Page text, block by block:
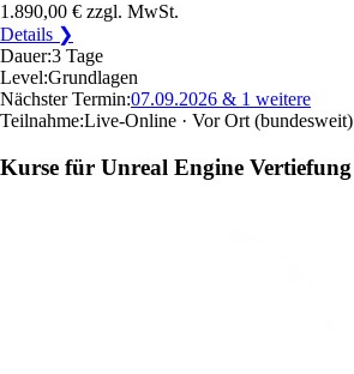
1.890,00 € zzgl. MwSt.
Details ❯
Dauer:3 Tage
Level:Grundlagen
Nächster Termin:07.09.2026 & 1 weitere
Teilnahme:Live-Online · Vor Ort(bundesweit)
Kurse für Unreal Engine Vertiefung